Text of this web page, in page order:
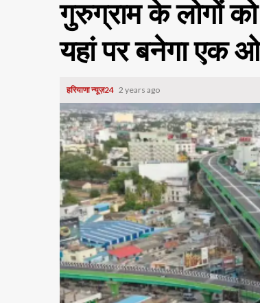
गुरुग्राम के लोगों
यहां पर बनेगा एक
हरियाणा न्यूज़24 2 years ago